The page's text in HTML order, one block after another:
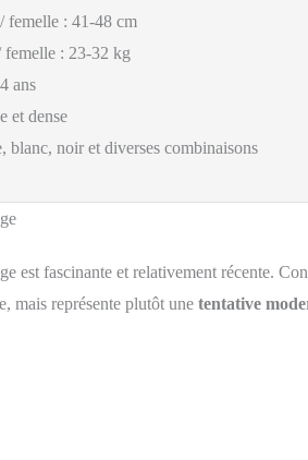
femelle : 41-48 cm
femelle : 23-32 kg
ans
et dense
blanc, noir et diverses combinaisons
est fascinante et relativement récente.
mais représente plutôt une tentative